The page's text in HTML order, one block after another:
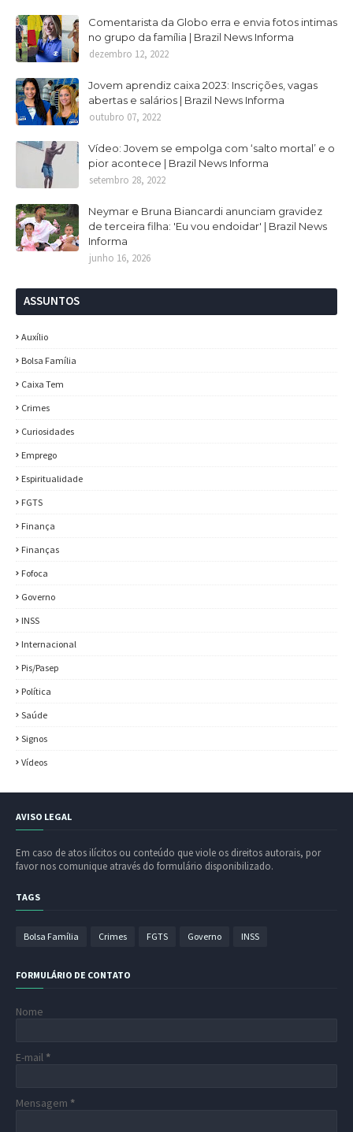
Comentarista da Globo erra e envia fotos intimas
no grupo da família | Brazil News Informa
dezembro 12, 2022
Jovem aprendiz caixa 2023: Inscrições, vagas
abertas e salários | Brazil News Informa
outubro 07, 2022
Vídeo: Jovem se empolga com ‘salto mortal’ e o
pior acontece | Brazil News Informa
setembro 28, 2022
Neymar e Bruna Biancardi anunciam gravidez
de terceira filha: 'Eu vou endoidar' | Brazil News
Informa
junho 16, 2026
ASSUNTOS
Auxílio
Bolsa Família
Caixa Tem
Crimes
Curiosidades
Emprego
Espiritualidade
FGTS
Finança
Finanças
Fofoca
Governo
INSS
Internacional
Pis/Pasep
Política
Saúde
Signos
Vídeos
AVISO LEGAL
Em caso de atos ilícitos ou conteúdo que viole os direitos autorais, por
favor nos comunique através do formulário disponibilizado.
TAGS
Bolsa Família Crimes FGTS Governo INSS
FORMULÁRIO DE CONTATO
Nome
E-mail *
Mensagem *